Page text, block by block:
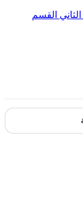
القسم